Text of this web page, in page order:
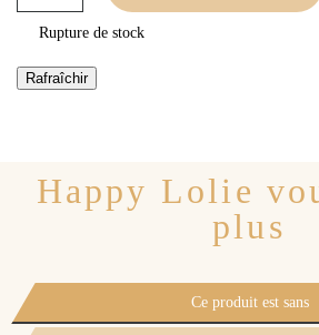
Rupture de stock
Happy Lolie
plus
Ce produit est sans